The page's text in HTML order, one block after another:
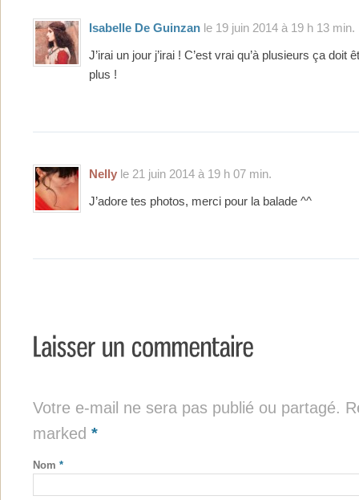
Isabelle De Guinzan le 19 juin 2014 à 19 h 13 min.
J’irai un jour j’irai ! C’est vrai qu’à plusieurs ça doit
plus !
Nelly le 21 juin 2014 à 19 h 07 min.
J’adore tes photos, merci pour la balade ^^
Votre e-mail ne sera pas publié ou partagé.
marked *
Nom *